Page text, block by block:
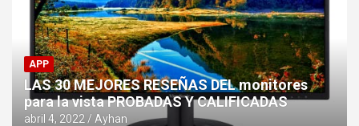
APP
LAS 30 MEJORES RESEÑAS DEL monitores
para la vista PROBADAS Y CALIFICADAS
abril 4, 2022 Ayhan